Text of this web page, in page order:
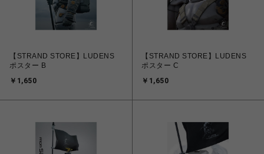
【STRAND STORE】LUDENS
ポスター B
￥1,650
【STRAND STORE】LUDENS
ポスター C
￥1,650